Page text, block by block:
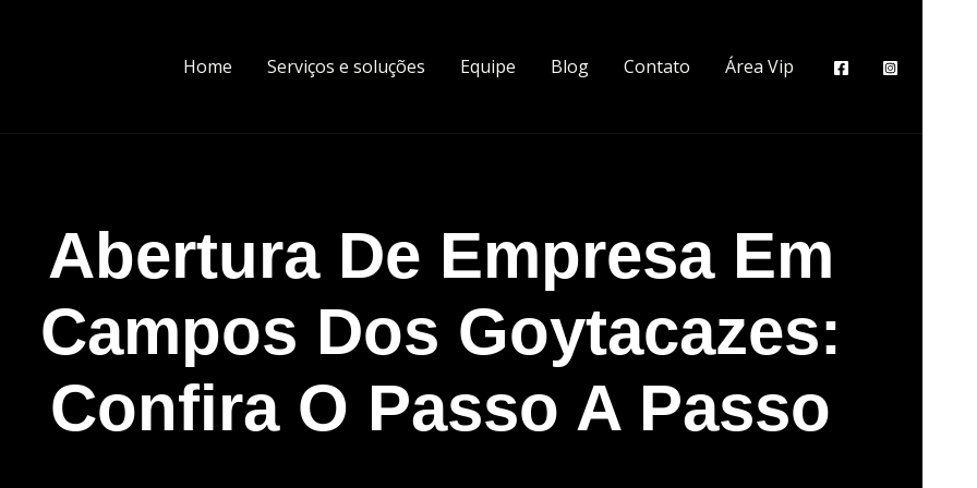
Home Serviços e soluções Equipe Blog Contato Área Vip
Abertura De Empresa Em
Campos Dos Goytacazes:
Confira O Passo A Passo